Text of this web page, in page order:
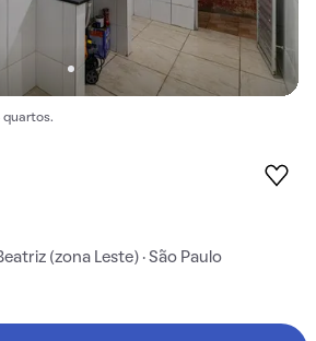
quartos.
(zona Leste) · São Paulo